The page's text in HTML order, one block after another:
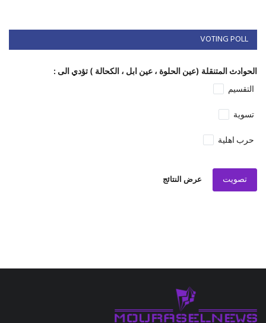
VOTING POLL
الحوادث المتنقلة (عين الحلوة ، عين ابل ، الكحالة ) تؤدي الى :
التقسيم
تسوية
حرب اهلية
تصويت عرض النتائج